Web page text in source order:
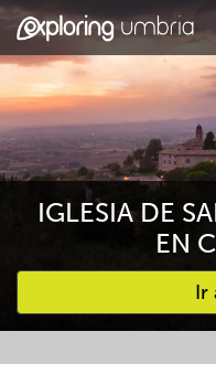
IGLESIA DE
EN
Ir
Favourites